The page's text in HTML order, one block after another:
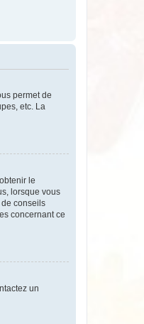
permet de
etc. La
le
lorsque vous
conseils
concernant ce
un